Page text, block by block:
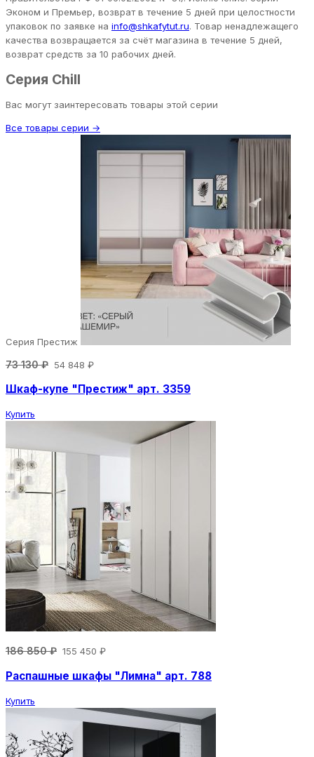
Эконом и Премьер, возврат в течение 5 дней при целостности
упаковок по заявке на info@shkafytut.ru. Товар ненадлежащего
качества возвращается за счёт магазина в течение 5 дней,
возврат средств за 10 рабочих дней.
Серия Chill
Вас могут заинтересовать товары этой серии
Все товары серии →
Серия Престиж
73 130 ₽ 54 848 ₽
Шкаф-купе "Престиж" арт. 3359
Купить
186 850 ₽ 155 450 ₽
Распашные шкафы "Лимна" арт. 788
Купить